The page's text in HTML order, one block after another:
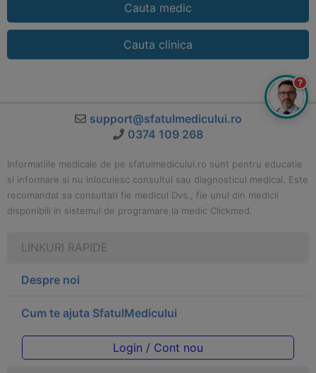
Cauta medic
Cauta clinica
support@sfatulmedicului.ro
0374 109 268
Informatiile medicale de pe sfatulmedicului.ro sunt pentru educatie
si informare si nu inlocuiesc consultul sau diagnosticul medical. Este
recomandat sa consultati fie medicul Dvs., fie unul din medicii
disponibili in sistemul de programare la medic Clickmed.
LINKURI RAPIDE
Despre noi
Cum te ajuta SfatulMedicului
Login / Cont nou
?